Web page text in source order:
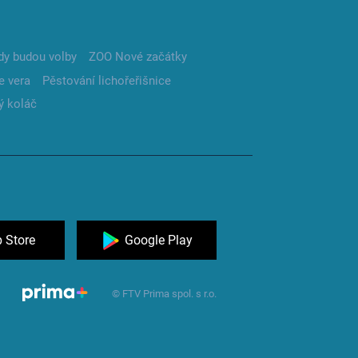
budou volby
ZOO Nové začátky
vera
Pěstování lichořeřišnice
koláč
Store Google Play
© FTV Prima spol. s r.o.